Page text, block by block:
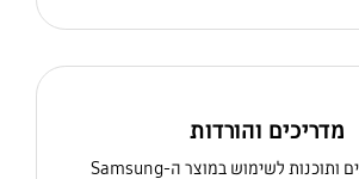
מדריכים והורדות
הורידו מדריכים ותוכנות לשימוש במוצר ה-Samsung